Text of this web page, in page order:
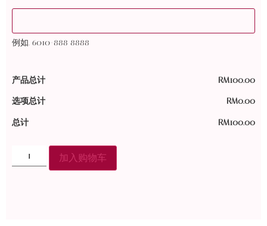
例如. 6010-888 8888
产品总计 RM100.00
选项总计 RM0.00
总计 RM100.00
加入购物车